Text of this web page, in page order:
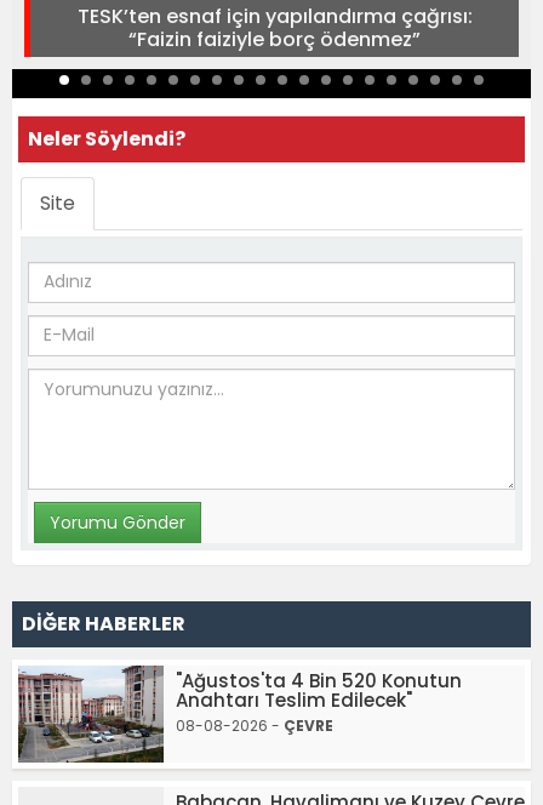
TESK’ten esnaf için yapılandırma çağrısı:
“Faizin faiziyle borç ödenmez”
Neler Söylendi?
Site
DİĞER HABERLER
"Ağustos'ta 4 Bin 520 Konutun
Anahtarı Teslim Edilecek"
08-08-2026 - ÇEVRE